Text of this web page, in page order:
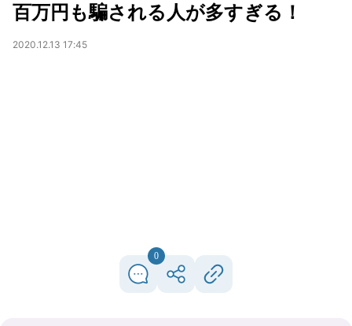
百万円も騙される人が多すぎる！
2020.12.13 17:45
0